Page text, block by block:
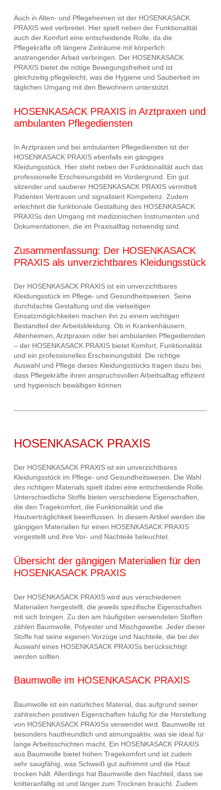
Auch in Alten- und Pflegeheimen ist der HOSENKASACK
PRAXIS weit verbreitet. Hier spielt neben der Funktionalität
auch der Komfort eine entscheidende Rolle, da die
Pflegekräfte oft längere Zeiträume mit körperlich
anstrengender Arbeit verbringen. Der HOSENKASACK
PRAXIS bietet die nötige Bewegungsfreiheit und ist
gleichzeitig pflegeleicht, was die Hygiene und Sauberkeit im
täglichen Umgang mit den Bewohnern unterstützt.
HOSENKASACK PRAXIS in Arztpraxen und
ambulanten Pflegediensten
In Arztpraxen und bei ambulanten Pflegediensten ist der
HOSENKASACK PRAXIS ebenfalls ein gängiges
Kleidungsstück. Hier steht neben der Funktionalität auch das
professionelle Erscheinungsbild im Vordergrund. Ein gut
sitzender und sauberer HOSENKASACK PRAXIS vermittelt
Patienten Vertrauen und signalisiert Kompetenz. Zudem
erleichtert die funktionale Gestaltung des HOSENKASACK
PRAXISs den Umgang mit medizinischen Instrumenten und
Dokumentationen, die im Praxisalltag notwendig sind.
Zusammenfassung: Der HOSENKASACK
PRAXIS als unverzichtbares Kleidungsstück
Der HOSENKASACK PRAXIS ist ein unverzichtbares
Kleidungsstück im Pflege- und Gesundheitswesen. Seine
durchdachte Gestaltung und die vielseitigen
Einsatzmöglichkeiten machen ihn zu einem wichtigen
Bestandteil der Arbeitskleidung. Ob in Krankenhäusern,
Altenheimen, Arztpraxen oder bei ambulanten Pflegediensten
– der HOSENKASACK PRAXIS bietet Komfort, Funktionalität
und ein professionelles Erscheinungsbild. Die richtige
Auswahl und Pflege dieses Kleidungsstücks tragen dazu bei,
dass Pflegekräfte ihren anspruchsvollen Arbeitsalltag effizient
und hygienisch bewältigen können.
HOSENKASACK PRAXIS
Der HOSENKASACK PRAXIS ist ein unverzichtbares
Kleidungsstück im Pflege- und Gesundheitswesen. Die Wahl
des richtigen Materials spielt dabei eine entscheidende Rolle.
Unterschiedliche Stoffe bieten verschiedene Eigenschaften,
die den Tragekomfort, die Funktionalität und die
Hautverträglichkeit beeinflussen. In diesem Artikel werden die
gängigen Materialien für einen HOSENKASACK PRAXIS
vorgestellt und ihre Vor- und Nachteile beleuchtet.
Übersicht der gängigen Materialien für den
HOSENKASACK PRAXIS
Der HOSENKASACK PRAXIS wird aus verschiedenen
Materialien hergestellt, die jeweils spezifische Eigenschaften
mit sich bringen. Zu den am häufigsten verwendeten Stoffen
zählen Baumwolle, Polyester und Mischgewebe. Jeder dieser
Stoffe hat seine eigenen Vorzüge und Nachteile, die bei der
Auswahl eines HOSENKASACK PRAXISs berücksichtigt
werden sollten.
Baumwolle im HOSENKASACK PRAXIS
Baumwolle ist ein natürliches Material, das aufgrund seiner
zahlreichen positiven Eigenschaften häufig für die Herstellung
von HOSENKASACK PRAXISs verwendet wird. Baumwolle ist
besonders hautfreundlich und atmungsaktiv, was sie ideal für
lange Arbeitsschichten macht. Ein HOSENKASACK PRAXIS
aus Baumwolle bietet hohen Tragekomfort und ist zudem
sehr saugfähig, was Schweiß gut aufnimmt und die Haut
trocken hält. Allerdings hat Baumwolle den Nachteil, dass sie
knitteranfällig ist und länger zum Trocknen braucht. Zudem